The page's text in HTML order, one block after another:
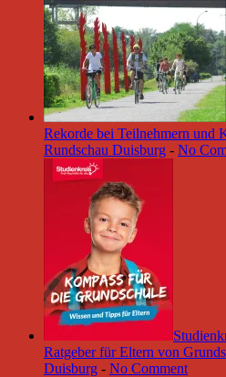
Rekorde bei Teilnehmern und
Rundschau Duisburg - No
Ratgeber für Eltern von
Duisburg - No Comment